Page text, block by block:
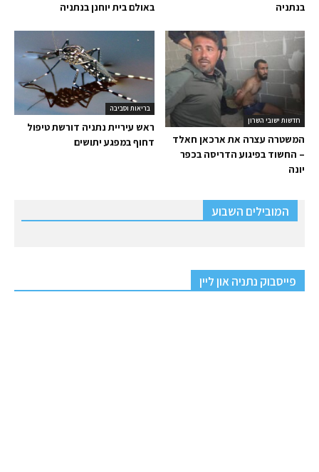
באולם בית יוחנן בנתניה
בנתניה
בריאות וסביבה
ראש עיריית נתניה דורשת טיפול
דחוף במפגע יתושים
חדשות ישובי השרון
המשטרה עצרה את ארכאן חאלד
– החשוד בפיגוע הדריסה בכפר
יונה
המובילים השבוע
פייסבוק נתניה און ליין